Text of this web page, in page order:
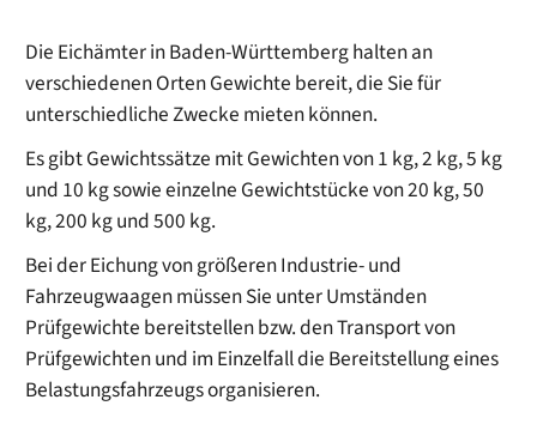
Die Eichämter in Baden-Württemberg halten an
verschiedenen Orten Gewichte bereit, die Sie für
unterschiedliche Zwecke mieten können.
Es gibt Gewichtssätze mit Gewichten von 1 kg, 2 kg, 5 kg
und 10 kg sowie einzelne Gewichtstücke von 20 kg, 50
kg, 200 kg und 500 kg.
Bei der Eichung von größeren Industrie- und
Fahrzeugwaagen müssen Sie unter Umständen
Prüfgewichte bereitstellen bzw. den Transport von
Prüfgewichten und im Einzelfall die Bereitstellung eines
Belastungsfahrzeugs organisieren.